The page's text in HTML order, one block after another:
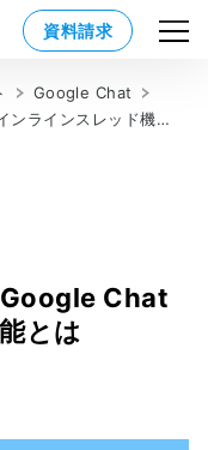
資料請求
Google Chat
メッセージに個別返信！ Google Chat のインラインスレッド機能とは
Google Chat
とは